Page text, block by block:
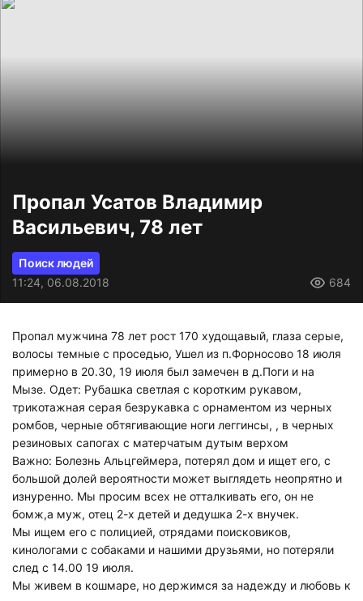
Пропал Усатов Владимир
Васильевич, 78 лет
Поиск людей
11:24, 06.08.2018
684
Пропал мужчина 78 лет рост 170 худощавый, глаза серые,
волосы темные с проседью, Ушел из п.Форносово 18 июля
примерно в 20.30, 19 июля был замечен в д.Поги и на
Мызе. Одет: Рубашка светлая с коротким рукавом,
трикотажная серая безрукавка с орнаментом из черных
ромбов, черные обтягивающие ноги леггинсы, , в черных
резиновых сапогах с матерчатым дутым верхом
Важно: Болезнь Альцгеймера, потерял дом и ищет его, с
большой долей вероятности может выглядеть неопрятно и
изнуренно. Мы просим всех не отталкивать его, он не
бомж,а муж, отец 2-х детей и дедушка 2-х внучек.
Мы ищем его с полицией, отрядами поисковиков,
кинологами с собаками и нашими друзьями, но потеряли
след с 14.00 19 июля.
Мы живем в кошмаре, но держимся за надежду и любовь к